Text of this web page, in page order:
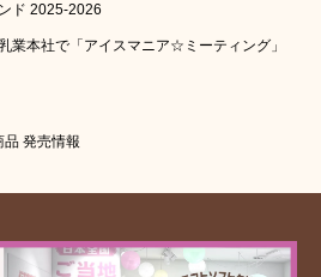
ド 2025-2026
業本社で「アイスマニア☆ミーティング」
発売情報